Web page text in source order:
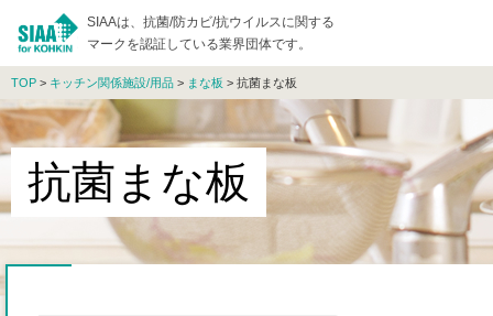
SIAAは、抗菌/防カビ/抗ウイルスに関する
マークを認証している業界団体です。
TOP > キッチン関係施設/用品 > まな板 > 抗菌まな板
抗菌まな板